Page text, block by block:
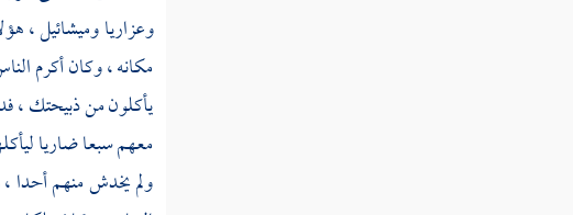
وعزارياوميشائيل ،
مكانه ، وكان أكرم
يأكلون من ذبيحتك ،
معهم سبعا ضاريا
ولم يخدش منهم أحدا